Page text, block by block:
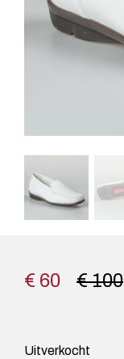
€ 100
€ 60
Uitverkocht